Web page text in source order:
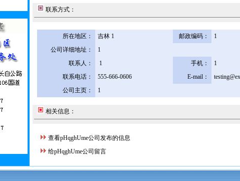
联系方式：
所在地区： 吉林 1 邮政编码：
1
公司详细地址：
1
联系人：
1 手机：
1
联系电话：
555-666-0606 E-mail：
公司主页：
1
相关信息：
查看pHqghUme公司发布的信息
给pHqghUme公司留言